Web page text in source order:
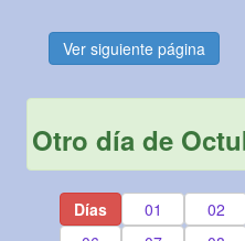
Ver siguiente página
Otro día de
Días 01 02